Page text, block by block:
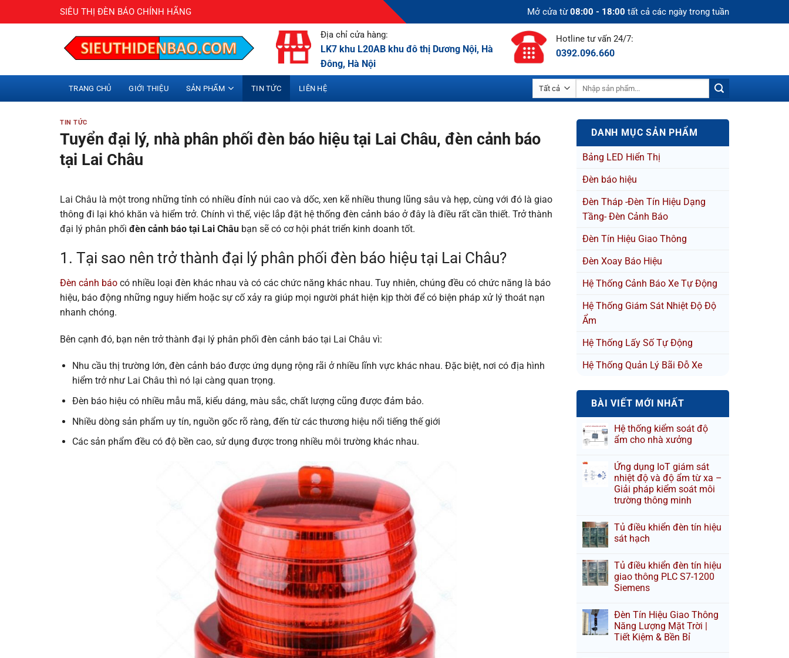
qua
SIÊU THỊ ĐÈN BÁO CHÍNH HÃNG Mở cửa từ08:00 - 18:00 tất cả các ngày trong tuần
Địa chỉ cửa hàng:
LK7 khu L20AB khu đô thị Dương Nội, Hà
Đông, Hà Nội
Hotline tư vấn 24/7:
0392.096.660
TRANG CHỦ GIỚI THIỆU SẢN PHẨM TIN TỨC LIÊN HỆ
TIN TỨC
Tuyển đại lý, nhà phân phối đèn báo hiệu tại Lai Châu, đèn cảnh báo
tại Lai Châu
Lai Châu là một trong những tỉnh có nhiều đỉnh núi cao và dốc, xen kẽ nhiều thung lũng sâu và hẹp, cùng với đó là giao
thông đi lại khó khăn và hiểm trở. Chính vì thế, việc lắp đặt hệ thống đèn cảnh báo ở đây là điều rất cần thiết. Trở thành
đại lý phân phối đèn cảnh báo tại Lai Châu bạn sẽ có cơ hội phát triển kinh doanh tốt.
1. Tại sao nên trở thành đại lý phân phối đèn báo hiệu tại Lai Châu?
Đèn cảnh báo có nhiều loại đèn khác nhau và có các chức năng khác nhau. Tuy nhiên, chúng đều có chức năng là báo
hiệu, báo động những nguy hiểm hoặc sự cố xảy ra giúp mọi người phát hiện kịp thời để có biện pháp xử lý thoát nạn
nhanh chóng.
Bên cạnh đó, bạn nên trở thành đại lý phân phối đèn cảnh báo tại Lai Châu vì:
Nhu cầu thị trường lớn, đèn cảnh báo được ứng dụng rộng rãi ở nhiều lĩnh vực khác nhau. Đặc biệt, nơi có địa hình
hiểm trở như Lai Châu thì nó lại càng quan trọng.
Đèn báo hiệu có nhiều mẫu mã, kiểu dáng, màu sắc, chất lượng cũng được đảm bảo.
Nhiều dòng sản phẩm uy tín, nguồn gốc rõ ràng, đến từ các thương hiệu nổi tiếng thế giới
Các sản phẩm đều có độ bền cao, sử dụng được trong nhiều môi trường khác nhau.
DANH MỤC SẢN PHẨM
Bảng LED Hiển Thị
Đèn báo hiệu
Đèn Tháp -Đèn Tín Hiệu Dạng
Tầng- Đèn Cảnh Báo
Đèn Tín Hiệu Giao Thông
Đèn Xoay Báo Hiệu
Hệ Thống Cảnh Báo Xe Tự Động
Hệ Thống Giám Sát Nhiệt Độ Độ
Ẩm
Hệ Thống Lấy Số Tự Động
Hệ Thống Quản Lý Bãi Đỗ Xe
BÀI VIẾT MỚI NHẤT
Hệ thống kiểm soát độ
ẩm cho nhà xưởng
Ứng dụng IoT giám sát
nhiệt độ và độ ẩm từ xa –
Giải pháp kiểm soát môi
trường thông minh
Tủ điều khiển đèn tín hiệu
sát hạch
Tủ điều khiển đèn tín hiệu
giao thông PLC S7-1200
Siemens
Đèn Tín Hiệu Giao Thông
Năng Lượng Mặt Trời |
Tiết Kiệm & Bền Bỉ